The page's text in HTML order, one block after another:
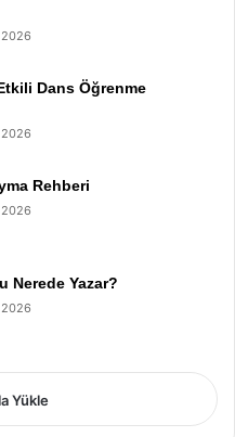
Dans Öğrenme
Rehberi
Nerede Yazar?
Yükle